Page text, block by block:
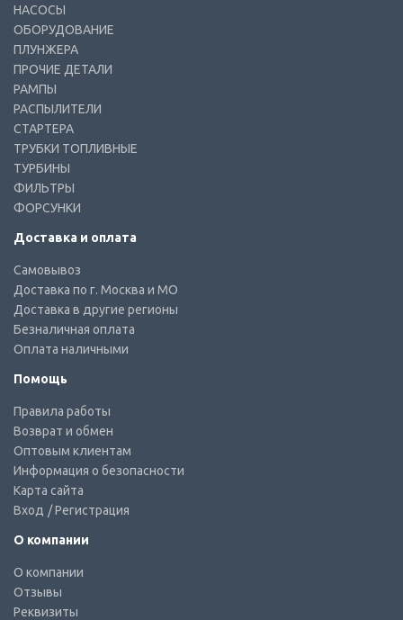
НАСОСЫ
ОБОРУДОВАНИЕ
ПЛУНЖЕРА
ПРОЧИЕ ДЕТАЛИ
РАМПЫ
РАСПЫЛИТЕЛИ
СТАРТЕРА
ТРУБКИ ТОПЛИВНЫЕ
ТУРБИНЫ
ФИЛЬТРЫ
ФОРСУНКИ
Доставка и оплата
Самовывоз
Доставка по г. Москва и МО
Доставка в другие регионы
Безналичная оплата
Оплата наличными
Помощь
Правила работы
Возврат и обмен
Оптовым клиентам
Информация о безопасности
Карта сайта
Вход / Регистрация
О компании
О компании
Отзывы
Реквизиты